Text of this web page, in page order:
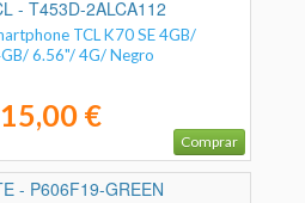
- T453D-2ALCA112
TCL K70 SE 4GB/
6.56"/ 4G/ Negro
€
Comprar
- P606F19-GREEN